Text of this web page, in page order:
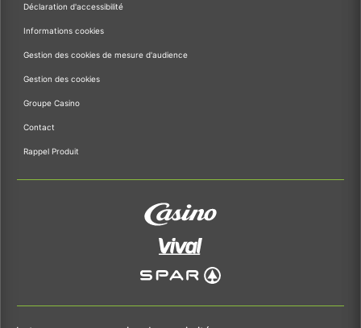
Déclaration d'accessibilité
Informations cookies
Gestion des cookies de mesure d'audience
Gestion des cookies
Groupe Casino
Contact
Rappel Produit